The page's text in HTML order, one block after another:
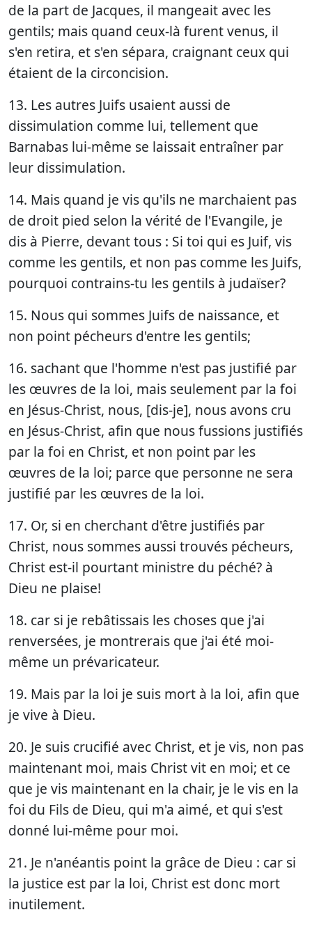
de la part de Jacques, il mangeait avec les
gentils; mais quand ceux-là furent venus, il
s'en retira, et s'en sépara, craignant ceux qui
étaient de la circoncision.
13. Les autres Juifs usaient aussi de
dissimulation comme lui, tellement que
Barnabas lui-même se laissait entraîner par
leur dissimulation.
14. Mais quand je vis qu'ils ne marchaient pas
de droit pied selon la vérité de l'Evangile, je
dis à Pierre, devant tous : Si toi qui es Juif, vis
comme les gentils, et non pas comme les Juifs,
pourquoi contrains-tu les gentils à judaïser?
15. Nous qui sommes Juifs de naissance, et
non point pécheurs d'entre les gentils;
16. sachant que l'homme n'est pas justifié par
les œuvres de la loi, mais seulement par la foi
en Jésus-Christ, nous, [dis-je], nous avons cru
en Jésus-Christ, afin que nous fussions justifiés
par la foi en Christ, et non point par les
œuvres de la loi; parce que personne ne sera
justifié par les œuvres de la loi.
17. Or, si en cherchant d'être justifiés par
Christ, nous sommes aussi trouvés pécheurs,
Christ est-il pourtant ministre du péché? à
Dieu ne plaise!
18. car si je rebâtissais les choses que j'ai
renversées, je montrerais que j'ai été moi-
même un prévaricateur.
19. Mais par la loi je suis mort à la loi, afin que
je vive à Dieu.
20. Je suis crucifié avec Christ, et je vis, non pas
maintenant moi, mais Christ vit en moi; et ce
que je vis maintenant en la chair, je le vis en la
foi du Fils de Dieu, qui m'a aimé, et qui s'est
donné lui-même pour moi.
21. Je n'anéantis point la grâce de Dieu : car si
la justice est par la loi, Christ est donc mort
inutilement.